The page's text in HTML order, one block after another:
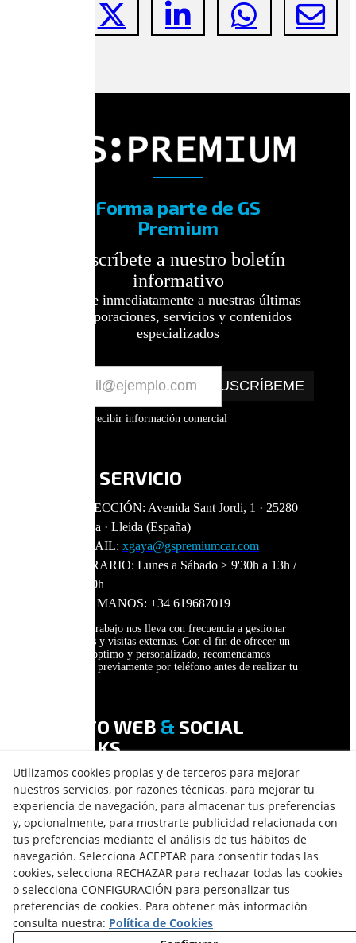
Forma parte de GS
Premium
Suscríbete a nuestro boletín
informativo
Accede inmediatamente a nuestras últimas
incorporaciones, servicios y contenidos
especializados
SUSCRÍBEME
Acepto recibir información comercial
A TU SERVICIO
DIRECCIÓN: Avenida Sant Jordi, 1 · 25280
· Solsona · Lleida (España)
E-MAIL: xgaya@gspremiumcar.com
HORARIO: Lunes a Sábado > 9'30h a 13h /
16h a 20h
LLÁMANOS: +34 619687019
Nuestro trabajo nos lleva con frecuencia a gestionar
vehículos y visitas externas. Con el fin de ofrecer un
servicio óptimo y personalizado, recomendamos
contactar previamente por teléfono antes de realizar tu
INFO WEB & SOCIAL
LINKS
AVISO LEGAL
POLÍTICA DE PRIVACIDAD
POLÍTICA DE COOKIES
DECLARACIÓN DE ACCESIBILIDAD
Utilizamos cookies propias y de terceros para mejorar
nuestros servicios, por razones técnicas, para mejorar tu
experiencia de navegación, para almacenar tus preferencias
y, opcionalmente, para mostrarte publicidad relacionada con
tus preferencias mediante el análisis de tus hábitos de
navegación. Selecciona ACEPTAR para consentir todas las
cookies, selecciona RECHAZAR para rechazar todas las cookies
o selecciona CONFIGURACIÓN para personalizar tus
preferencias de cookies. Para obtener más información
consulta nuestra: Política de Cookies